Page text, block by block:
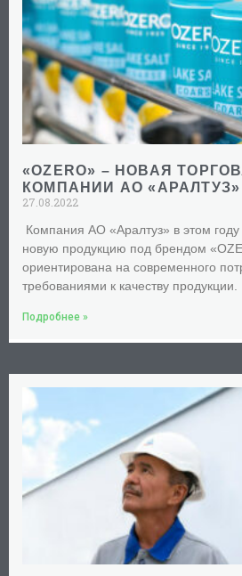
«OZERO» – НОВАЯ
КОМПАНИИ АО «АРАЛТУЗ»
27.08.2022
Компания АО «Аралтуз» в этом
новую продукцию под брендом
ориентирована на современного
требованиями к качеству продукции.
Подробнее »